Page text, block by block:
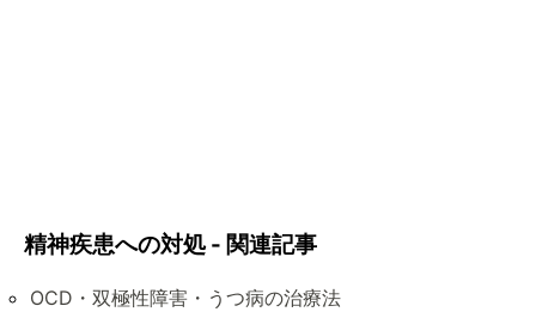
精神疾患への対処 - 関連記事
OCD・双極性障害・うつ病の治療法